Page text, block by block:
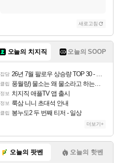
새로고침
오늘의 치지직 오늘의 SOOP
잡담 26년 7월 팔로우 상승량 TOP 30 - 월간 치지직
클립 풍월량) 물소는 왜 물소라고 하는거야? 아! 그만 ㅋㅋ
정보 치지직 애플TV 앱 출시
정보 룩삼 니니 초대석 안내
클립 봉누도2 두 번째 티저 - 일상
더보기+
오늘의 팟벤 오늘의 핫벤